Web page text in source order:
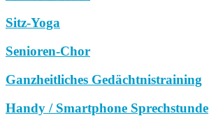
Sitz-Yoga
Senioren-Chor
Ganzheitliches Gedächtnistraining
Handy / Smartphone Sprechstunde